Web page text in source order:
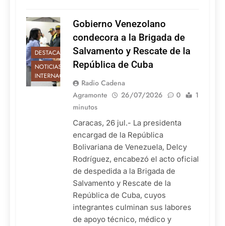
DESTACADAS
NOTICIAS
INTERNACIONALES
Gobierno Venezolano
condecora a la Brigada de
Salvamento y Rescate de la
República de Cuba
Radio Cadena
Agramonte
26/07/2026 0
1
minutos
Caracas, 26 jul.- La presidenta
encargad de la República
Bolivariana de Venezuela, Delcy
Rodríguez, encabezó el acto oficial
de despedida a la Brigada de
Salvamento y Rescate de la
República de Cuba, cuyos
integrantes culminan sus labores
de apoyo técnico, médico y